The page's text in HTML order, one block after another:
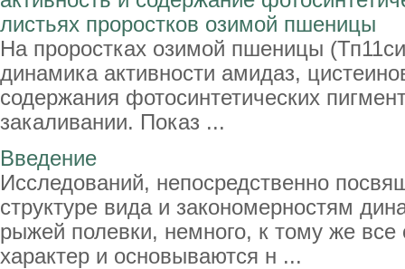
листьях проростков озимой пшеницы
На проростках озимой пшеницы
динамика активности амидаз,
содержания фотосинтетических
закаливании. Показ ...
Введение
Исследований, непосредственно
структуре вида и закономерностям
рыжей полевки, немного, к тому же все
характер и основываются н ...